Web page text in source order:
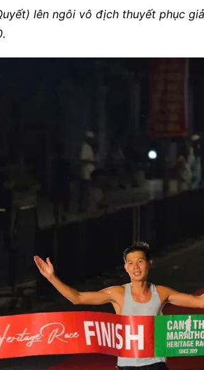
lên ngôi vô địch thuyết phục